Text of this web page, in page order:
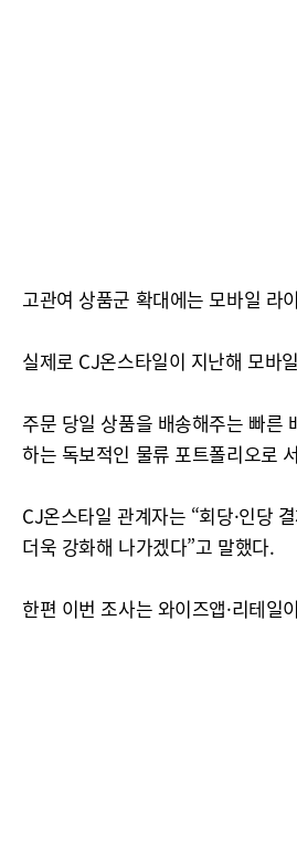
고관여 상품군 확대에는 모바일 라
실제로 CJ온스타일이 지난해 모바
주문 당일 상품을 배송해주는 빠른
하는 독보적인 물류 포트폴리오로
CJ온스타일 관계자는 “회당·인당
더욱 강화해 나가겠다”고 말했다.
한편 이번 조사는 와이즈앱·리테